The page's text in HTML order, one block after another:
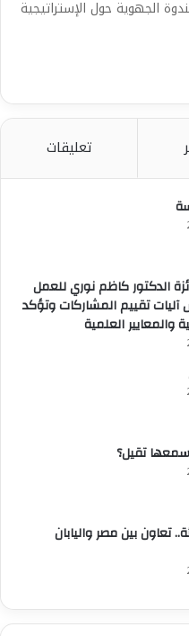
الجهوية حول الإستراتيجية
تعليقات
الدكتور كاظم نوري للعمل
تقييم المشاركات وتؤكد
والمعايير العلمية
تقيل؟
تعاون بين مصر واليابان